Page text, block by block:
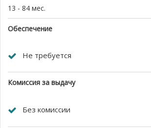
13 - 84 мес.
Обеспечение
Не требуется
Комиссия за выдачу
Без комиссии